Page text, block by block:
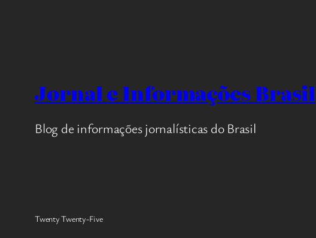
Jornal e Informações Brasil
Blog de informações jornalísticas do Brasil
Twenty Twenty-Five